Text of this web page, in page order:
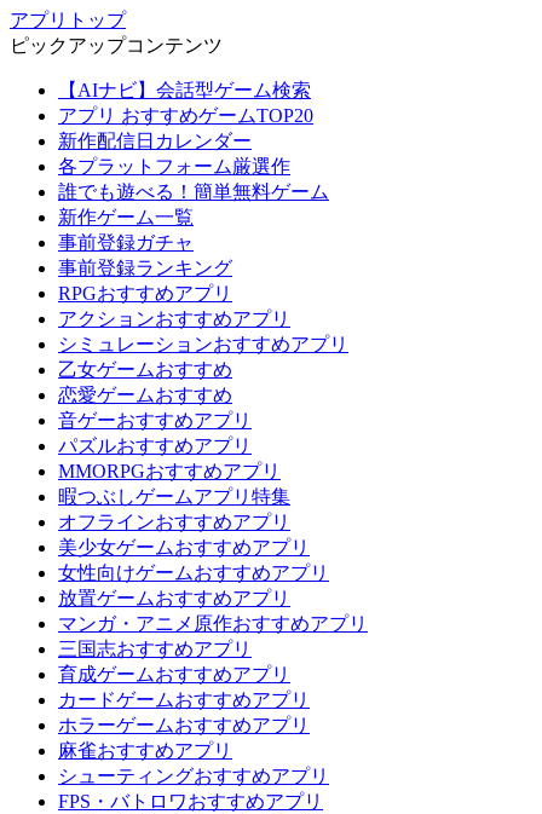
アプリトップ
ピックアップコンテンツ
【AIナビ】会話型ゲーム検索
アプリ おすすめゲームTOP20
新作配信日カレンダー
各プラットフォーム厳選作
誰でも遊べる！簡単無料ゲーム
新作ゲーム一覧
事前登録ガチャ
事前登録ランキング
RPGおすすめアプリ
アクションおすすめアプリ
シミュレーションおすすめアプリ
乙女ゲームおすすめ
恋愛ゲームおすすめ
音ゲーおすすめアプリ
パズルおすすめアプリ
MMORPGおすすめアプリ
暇つぶしゲームアプリ特集
オフラインおすすめアプリ
美少女ゲームおすすめアプリ
女性向けゲームおすすめアプリ
放置ゲームおすすめアプリ
マンガ・アニメ原作おすすめアプリ
三国志おすすめアプリ
育成ゲームおすすめアプリ
カードゲームおすすめアプリ
ホラーゲームおすすめアプリ
麻雀おすすめアプリ
シューティングおすすめアプリ
FPS・バトロワおすすめアプリ